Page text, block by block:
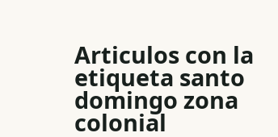
Articulos con la
etiqueta santo
domingo zona
colonial